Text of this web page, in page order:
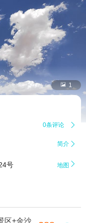
 1
0条评论 
简介 
号 地图 
区+金沙